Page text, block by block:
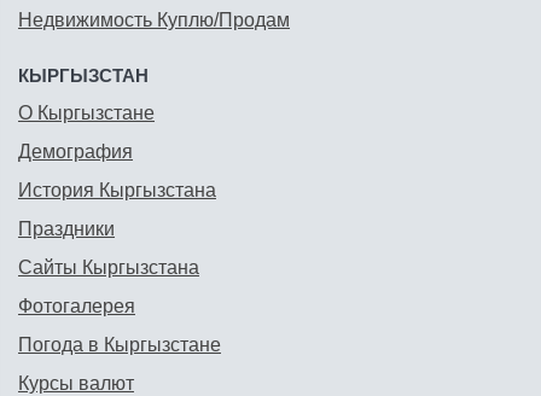
Недвижимость Куплю/Продам
КЫРГЫЗСТАН
О Кыргызстане
Демография
История Кыргызстана
Праздники
Сайты Кыргызстана
Фотогалерея
Погода в Кыргызстане
Курсы валют